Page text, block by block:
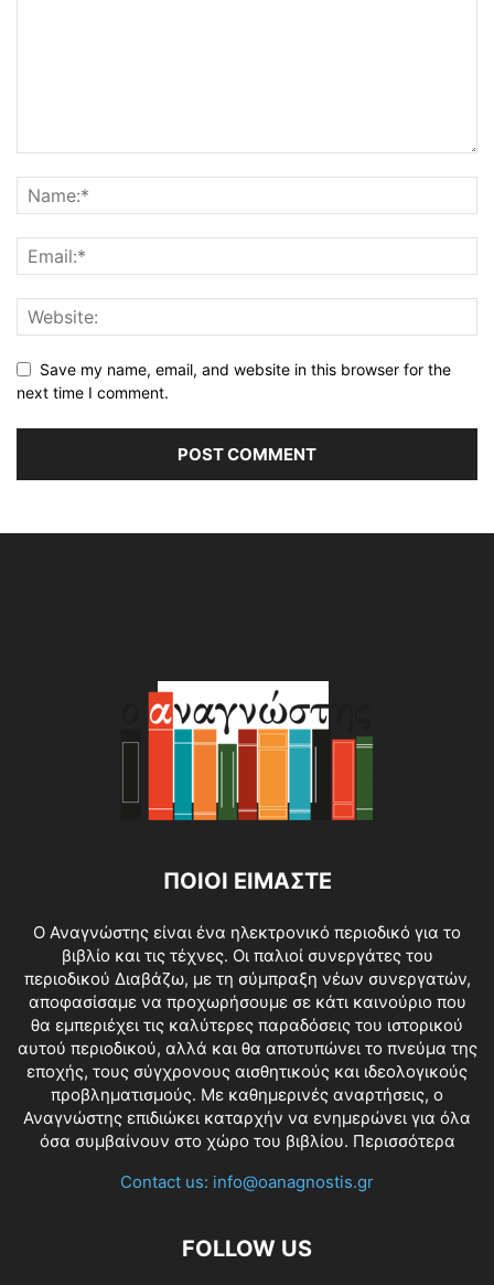
Save my name, email, and website in this browser for the
next time I comment.
ΠΟΙΟΙ ΕΙΜΑΣΤΕ
O Αναγνώστης είναι ένα ηλεκτρονικό περιοδικό για το
βιβλίο και τις τέχνες. Οι παλιοί συνεργάτες του
περιοδικού Διαβάζω, με τη σύμπραξη νέων συνεργατών,
αποφασίσαμε να προχωρήσουμε σε κάτι καινούριο που
θα εμπεριέχει τις καλύτερες παραδόσεις του ιστορικού
αυτού περιοδικού, αλλά και θα αποτυπώνει το πνεύμα της
εποχής, τους σύγχρονους αισθητικούς και ιδεολογικούς
προβληματισμούς. Με καθημερινές αναρτήσεις, ο
Αναγνώστης επιδιώκει καταρχήν να ενημερώνει για όλα
όσα συμβαίνουν στο χώρο του βιβλίου. Περισσότερα
Contact us: info@oanagnostis.gr
FOLLOW US